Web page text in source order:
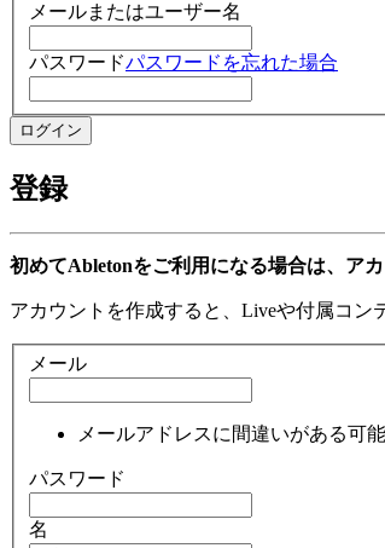
メールまたはユーザー名
パスワードパスワードを忘れた場合
登録
初めてAbletonをご利用になる場合は、ア
アカウントを作成すると、Liveや付属コン
メール
メールアドレスに間違いがある可
パスワード
名